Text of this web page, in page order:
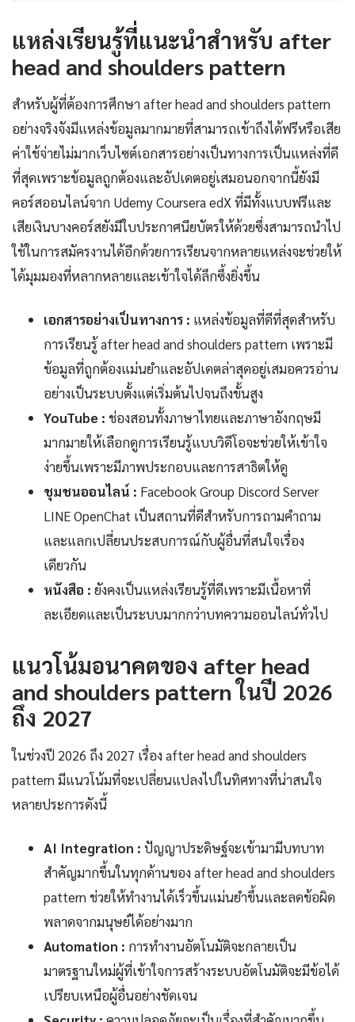
แหล่งเรียนรู้ที่แนะนำสำหรับ after
head and shoulders pattern
สำหรับผู้ที่ต้องการศึกษา after head and shoulders pattern
อย่างจริงจังมีแหล่งข้อมูลมากมายที่สามารถเข้าถึงได้ฟรีหรือเสีย
ค่าใช้จ่ายไม่มากเว็บไซต์เอกสารอย่างเป็นทางการเป็นแหล่งที่ดี
ที่สุดเพราะข้อมูลถูกต้องและอัปเดตอยู่เสมอนอกจากนี้ยังมี
คอร์สออนไลน์จาก Udemy Coursera edX ที่มีทั้งแบบฟรีและ
เสียเงินบางคอร์สยังมีใบประกาศนียบัตรให้ด้วยซึ่งสามารถนำไป
ใช้ในการสมัครงานได้อีกด้วยการเรียนจากหลายแหล่งจะช่วยให้
ได้มุมมองที่หลากหลายและเข้าใจได้ลึกซึ้งยิ่งขึ้น
เอกสารอย่างเป็นทางการ : แหล่งข้อมูลที่ดีที่สุดสำหรับ
การเรียนรู้ after head and shoulders pattern เพราะมี
ข้อมูลที่ถูกต้องแม่นยำและอัปเดตล่าสุดอยู่เสมอควรอ่าน
อย่างเป็นระบบตั้งแต่เริ่มต้นไปจนถึงขั้นสูง
YouTube : ช่องสอนทั้งภาษาไทยและภาษาอังกฤษมี
มากมายให้เลือกดูการเรียนรู้แบบวิดีโอจะช่วยให้เข้าใจ
ง่ายขึ้นเพราะมีภาพประกอบและการสาธิตให้ดู
ชุมชนออนไลน์ : Facebook Group Discord Server
LINE OpenChat เป็นสถานที่ดีสำหรับการถามคำถาม
และแลกเปลี่ยนประสบการณ์กับผู้อื่นที่สนใจเรื่อง
เดียวกัน
หนังสือ : ยังคงเป็นแหล่งเรียนรู้ที่ดีเพราะมีเนื้อหาที่
ละเอียดและเป็นระบบมากกว่าบทความออนไลน์ทั่วไป
แนวโน้มอนาคตของ after head
and shoulders pattern ในปี 2026
ถึง 2027
ในช่วงปี 2026 ถึง 2027 เรื่อง after head and shoulders
pattern มีแนวโน้มที่จะเปลี่ยนแปลงไปในทิศทางที่น่าสนใจ
หลายประการดังนี้
AI Integration : ปัญญาประดิษฐ์จะเข้ามามีบทบาท
สำคัญมากขึ้นในทุกด้านของ after head and shoulders
pattern ช่วยให้ทำงานได้เร็วขึ้นแม่นยำขึ้นและลดข้อผิด
พลาดจากมนุษย์ได้อย่างมาก
Automation : การทำงานอัตโนมัติจะกลายเป็น
มาตรฐานใหม่ผู้ที่เข้าใจการสร้างระบบอัตโนมัติจะมีข้อได้
เปรียบเหนือผู้อื่นอย่างชัดเจน